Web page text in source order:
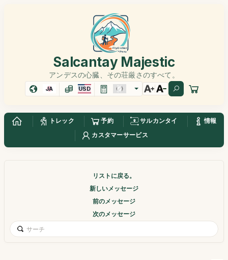
Salcantay Majestic
アンデスの心臓、その荘厳さのすべて。
JA USD
トレック 予約 サルカンタイ
情報
カスタマーサービス
リストに戻る。
新しいメッセージ
前のメッセージ
次のメッセージ